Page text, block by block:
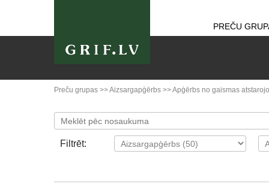
PREČU
Preču grupas >>Aizsargapģērbs >>Apģērbs no gaismas
Filtrēt: